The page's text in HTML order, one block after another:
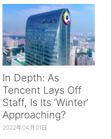
In Depth: As
Tencent Lays Off
Staff, Is Its ‘Winter’
Approaching?
2022年04月01日